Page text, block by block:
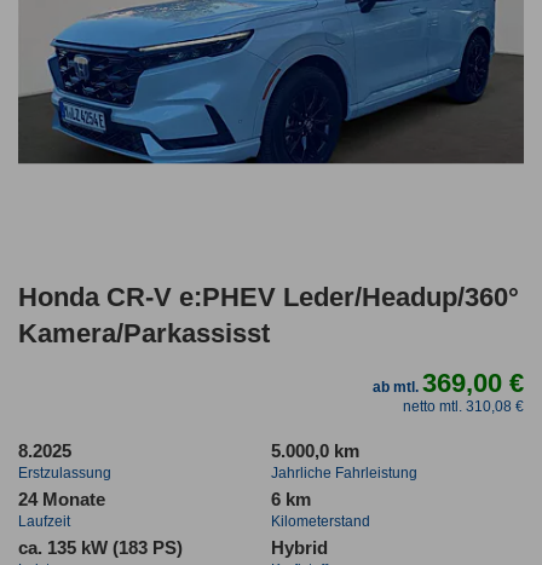
Honda CR-V e:PHEV Leder/Headup/360°
Kamera/Parkassisst
ab mtl.369,00 €
netto mtl. 310,08 €
8.2025
Erstzulassung
5.000,0 km
Jahrliche Fahrleistung
24 Monate
Laufzeit
6 km
Kilometerstand
ca. 135 kW (183 PS) Hybrid